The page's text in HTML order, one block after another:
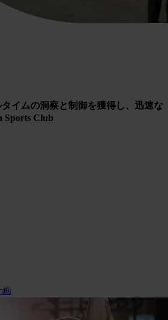
イムの洞察と制御を獲得し、迅速な
Sports Club